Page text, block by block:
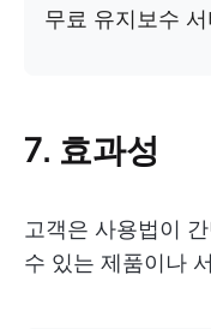
무료 유지보수
7. 효과성
고객은 사용법이
수 있는 제품이나